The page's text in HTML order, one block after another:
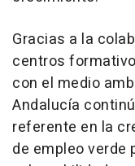
Gracias a la
centros
con el medio
Andalucía
referente en la
de empleo verde